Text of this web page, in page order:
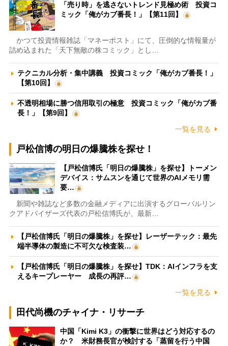
「売り時」を逃さないトレンド見極め術 投資コ
ミック「俺がカブ番長！」【第11回】
かつて投資情報雑誌「マネーポスト」にて、圧倒的な情報量が
詰め込まれた「天下無敵の株コミック」とし…
テクニカル分析・集中講義 投資コミック「俺がカブ番長！」
【第10回】
不透明相場に勝つ信用取引の極意 投資コミック「俺がカブ番
長！」【第9回】
一覧を見る
戸松信博の明日の爆騰株を探せ！
【戸松信博氏「明日の爆騰株」を探せ】トーメン
デバイス：サムスンを通じて世界のAIメモリ需
要…
新聞や雑誌など多数の金融メディアに出演するグローバルリン
クアドバイザーズ代表の戸松信博氏が、最新…
【戸松信博氏「明日の爆騰株」を探せ】レーザーテック：最先
端半導体の製造に不可欠な検査装…
【戸松信博氏「明日の爆騰株」を探せ】TDK：AIインフラを支
えるキープレーヤー 成長の再評…
一覧を見る
田代尚機のチャイナ・リサーチ
中国「Kimi K3」の衝撃に世界はどう対応するの
か？ 米財務長官が検討する「蒸留を行う中国